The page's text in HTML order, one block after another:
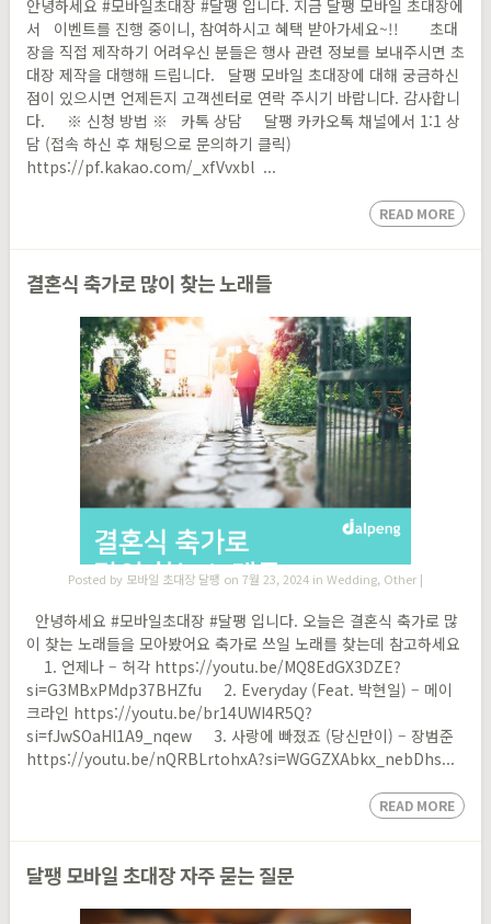
안녕하세요 #모바일초대장 #달팽 입니다. 지금 달팽 모바일 초대장에
서 이벤트를 진행 중이니, 참여하시고 혜택 받아가세요~!! 초대
장을 직접 제작하기 어려우신 분들은 행사 관련 정보를 보내주시면 초
대장 제작을 대행해 드립니다. 달팽 모바일 초대장에 대해 궁금하신
점이 있으시면 언제든지 고객센터로 연락 주시기 바랍니다. 감사합니
다. ※ 신청 방법 ※ 카톡 상담 달팽 카카오톡 채널에서 1:1 상
담 (접속 하신 후 채팅으로 문의하기 클릭)
https://pf.kakao.com/_xfVvxbl ...
READ MORE
결혼식 축가로 많이 찾는 노래들
Posted by 모바일 초대장 달팽 on 7월 23, 2024 in Wedding, Other|
안녕하세요 #모바일초대장 #달팽 ​입니다. 오늘은 결혼식 축가로 많
이 찾는 노래들을 모아봤어요 축가로 쓰일 노래를 찾는데 참고하세요
1. 언제나 – 허각 https://youtu.be/MQ8EdGX3DZE?
si=G3MBxPMdp37BHZfu 2. Everyday (Feat. 박현일) – 메이
크라인 https://youtu.be/br14UWI4R5Q?
si=fJwSOaHl1A9_nqew 3. 사랑에 빠졌죠 (당신만이) – 장범준
https://youtu.be/nQRBLrtohxA?si=WGGZXAbkx_nebDhs...
READ MORE
달팽 모바일 초대장 자주 묻는 질문